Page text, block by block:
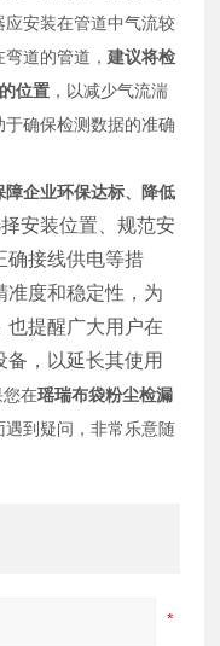
安装在管道中气流较
弯道的管道，建议将检
位置 ，以减少气流湍
确保检测数据的准确
企业环保达标、降低
安装位置、规范安
确接线供电等措
准度和稳定性，为
也提醒广大用户在
，以延长其使用
您在瑶瑞布袋粉尘检漏
到疑问，非常乐意随